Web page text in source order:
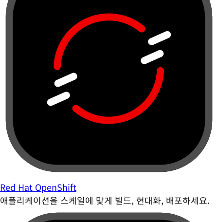
Red Hat OpenShift
애플리케이션을 스케일에 맞게 빌드, 현대화, 배포하세요.